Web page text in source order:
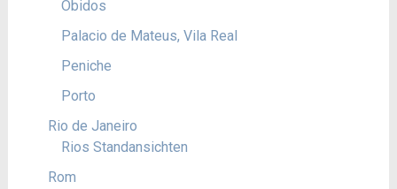
Óbidos
Palacio de Mateus, Vila Real
Peniche
Porto
Rio de Janeiro
Rios Standansichten
Rom